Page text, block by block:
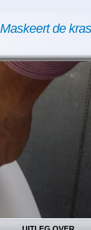
Maskeert de